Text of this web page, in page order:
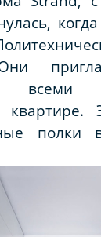
всеми
полки